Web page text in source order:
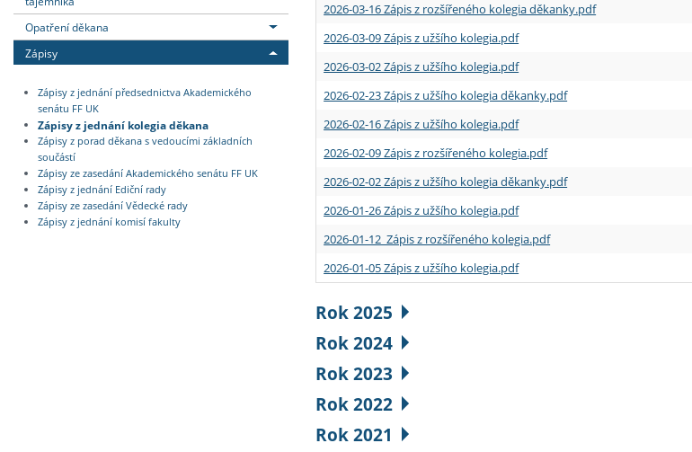
Opatření děkana
Zápisy
Zápisy z jednání předsednictva Akademického
senátu FF UK
Zápisy z jednání kolegia děkana
Zápisy z porad děkana s vedoucími základních
součástí
Zápisy ze zasedání Akademického senátu FF UK
Zápisy z jednání Ediční rady
Zápisy ze zasedání Vědecké rady
Zápisy z jednání komisí fakulty
2026-03-16 Zápis z rozšířeného kolegia děkanky.pdf
2026-03-09 Zápis z užšího kolegia.pdf
2026-03-02 Zápis z užšího kolegia.pdf
2026-02-23 Zápis z užšího kolegia děkanky.pdf
2026-02-16 Zápis z užšího kolegia.pdf
2026-02-09 Zápis z rozšířeného kolegia.pdf
2026-02-02 Zápis z užšího kolegia děkanky.pdf
2026-01-26 Zápis z užšího kolegia.pdf
2026-01-12 Zápis z rozšířeného kolegia.pdf
2026-01-05 Zápis z užšího kolegia.pdf
Rok 2025
Rok 2024
Rok 2023
Rok 2022
Rok 2021